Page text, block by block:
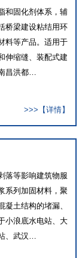
和固化剂体系，辅
桥梁建设粘结用环
料等产品。适用于
伸缩缝、装配式建
昌洪都…
>>>【详情】
落等影响建筑物服
系列加固材料，聚
土结构的堵漏、
小浪底水电站、大
、武汉…